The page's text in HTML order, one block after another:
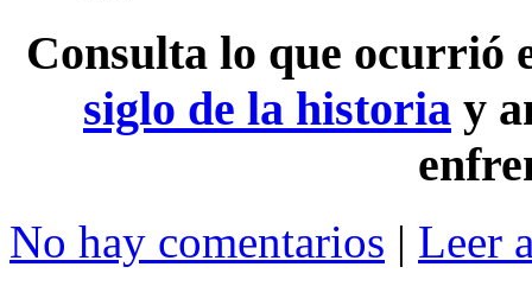
Consulta lo que ocurrió
siglo de la historia y
No hay comentarios | Leer